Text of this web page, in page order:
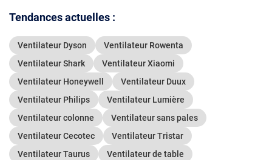
Tendances actuelles :
Ventilateur Dyson
Ventilateur Rowenta
Ventilateur Shark
Ventilateur Xiaomi
Ventilateur Honeywell
Ventilateur Duux
Ventilateur Philips
Ventilateur Lumière
Ventilateur colonne
Ventilateur sans pales
Ventilateur Cecotec
Ventilateur Tristar
Ventilateur Taurus
Ventilateur de table